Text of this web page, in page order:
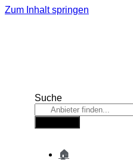
Zum Inhalt springen
Suche
🏠